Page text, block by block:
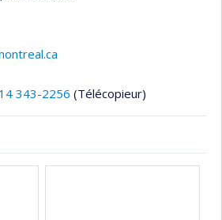
343-2256 (Télécopieur)